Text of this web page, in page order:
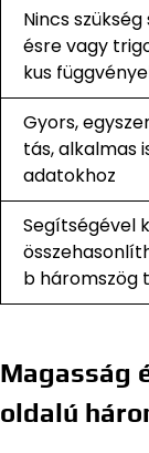
Nincs
ésre vagy
kus
Gyors,
tás, alkalmas
adatokhoz
Segítségével
b háromszög
Magasság
oldalú